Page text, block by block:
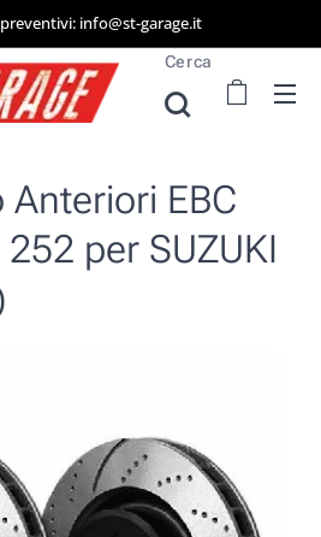
info@st-garage.it
Cerca
EBC
per SUZUKI